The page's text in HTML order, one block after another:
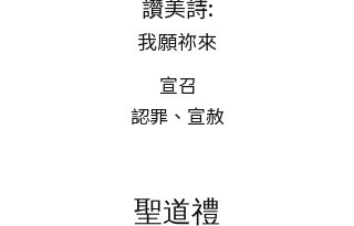
讚美詩:
我願祢來
宣召
認罪、宣赦
聖道禮